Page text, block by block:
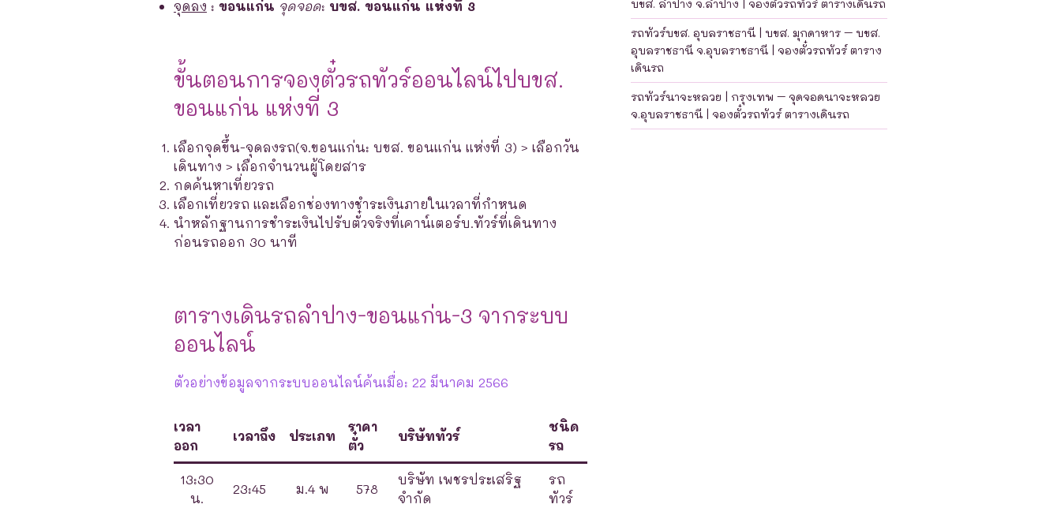
จุดลง : ขอนแก่น จุดจอด: บขส. ขอนแก่น แห่งที่ 3
ขั้นตอนการจองตั๋วรถทัวร์ออนไลน์ไปบขส.
ขอนแก่น แห่งที่ 3
เลือกจุดขึ้น-จุดลงรถ(จ.ขอนแก่น: บขส. ขอนแก่น แห่งที่ 3) > เลือกวัน
เดินทาง > เลือกจำนวนผู้โดยสาร
กดค้นหาเที่ยวรถ
เลือกเที่ยวรถ และเลือกช่องทางชำระเงินภายในเวลาที่กำหนด
นำหลักฐานการชำระเงินไปรับตั๋วจริงที่เคาน์เตอร์บ.ทัวร์ที่เดินทาง
ก่อนรถออก 30 นาที
ตารางเดินรถลำปาง-ขอนแก่น-3 จากระบบ
ออนไลน์
ตัวอย่างข้อมูลจากระบบออนไลน์ค้นเมื่อ: 22 มีนาคม 2566
เวลา
ออก
เวลาถึง ประเภท
ราคา
ตั๋ว
บริษัททัวร์
ชนิด
รถ
13:30
น.
23:45 ม.4 พ 578
บริษัท เพชรประเสริฐ
จำกัด
รถ
ทัวร์
บขส. ลำปาง จ.ลำปาง | จองตั๋วรถทัวร์ ตารางเดินรถ
รถทัวร์บขส. อุบลราชธานี | บขส. มุกดาหาร – บขส.
อุบลราชธานี จ.อุบลราชธานี | จองตั๋วรถทัวร์ ตาราง
เดินรถ
รถทัวร์นาจะหลวย | กรุงเทพ – จุดจอดนาจะหลวย
จ.อุบลราชธานี | จองตั๋วรถทัวร์ ตารางเดินรถ